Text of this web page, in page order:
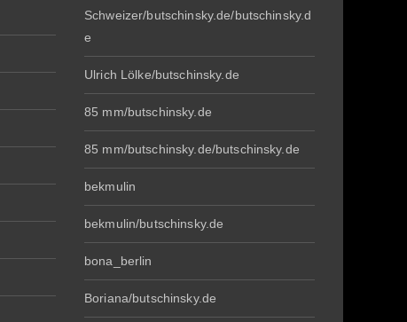
Schweizer/butschinsky.de/butschinsky.d
e
Ulrich Lölke/butschinsky.de
85 mm/butschinsky.de
85 mm/butschinsky.de/butschinsky.de
bekmulin
bekmulin/butschinsky.de
bona_berlin
Boriana/butschinsky.de